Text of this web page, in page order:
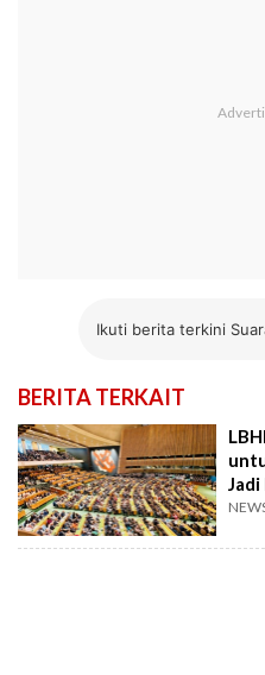
Ikuti berita terkini
BERITA TERKAIT